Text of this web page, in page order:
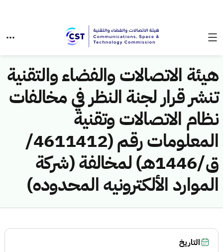
هيئة الاتصالات والفضاء والتقنية
تنشر قرار لجنة النظر في مخالفات
نظام الاتصالات وتقنية
المعلومات رقم (4611412/
ق/1446هـ) لمخالفة (شركة
الموارد الألكترونيه المحدوده)
التاريخ